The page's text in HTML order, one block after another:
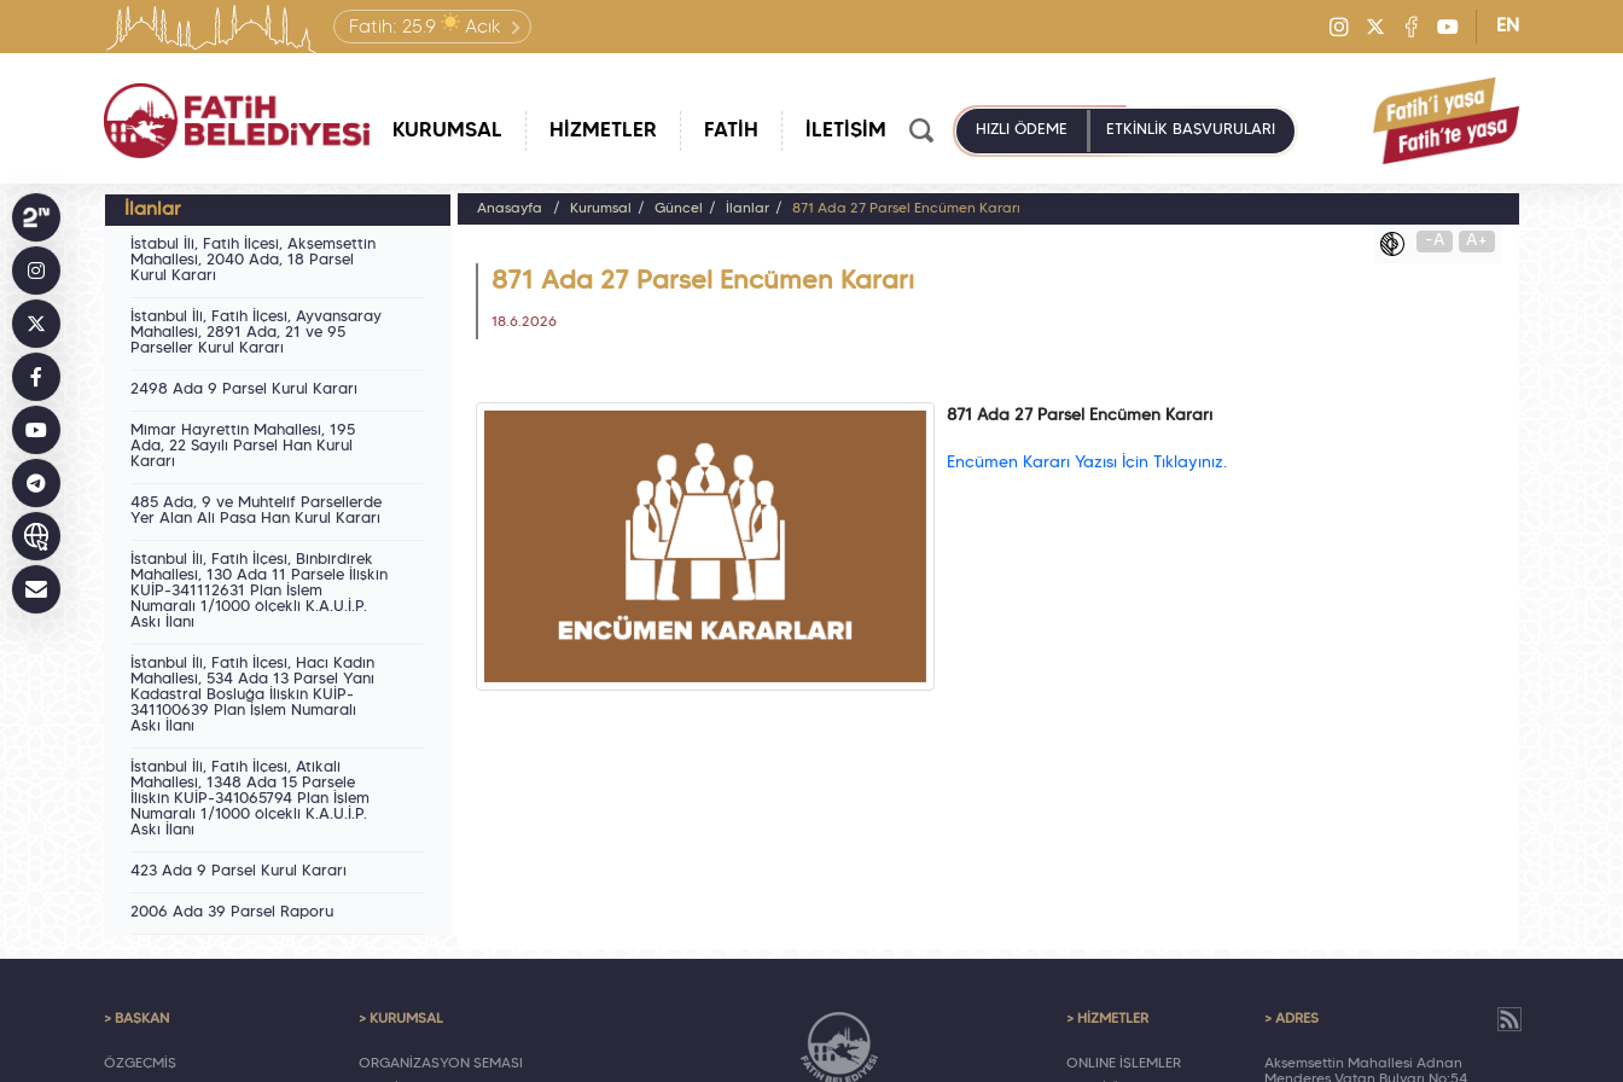
Fatih: 25.9 Açık EN
KURUMSAL HİZMETLER FATİH İLETİŞİM HIZLI ÖDEME ETKİNLİK BAŞVURULARI
İlanlar
İstabul İli, Fatih İlçesi, Akşemsettin
Mahallesi, 2040 Ada, 18 Parsel
Kurul Kararı
İstanbul İli, Fatih İlçesi, Ayvansaray
Mahallesi, 2891 Ada, 21 ve 95
Parseller Kurul Kararı
2498 Ada 9 Parsel Kurul Kararı
Mimar Hayrettin Mahallesi, 195
Ada, 22 Sayılı Parsel Han Kurul
Kararı
485 Ada, 9 ve Muhtelif Parsellerde
Yer Alan Ali Paşa Han Kurul Kararı
İstanbul İli, Fatih İlçesi, Binbirdirek
Mahallesi, 130 Ada 11 Parsele İlişkin
KUİP-341112631 Plan İşlem
Numaralı 1/1000 ölçekli K.A.U.İ.P.
Askı İlanı
İstanbul İli, Fatih İlçesi, Hacı Kadın
Mahallesi, 534 Ada 13 Parsel Yanı
Kadastral Boşluğa İlişkin KUİP-
341100639 Plan İşlem Numaralı
Askı İlanı
İstanbul İli, Fatih İlçesi, Atikali
Mahallesi, 1348 Ada 15 Parsele
İlişkin KUİP-341065794 Plan İşlem
Numaralı 1/1000 ölçekli K.A.U.İ.P.
Askı İlanı
423 Ada 9 Parsel Kurul Kararı
2006 Ada 39 Parsel Raporu
Anasayfa Kurumsal Güncel İlanlar 871 Ada 27 Parsel Encümen Kararı
-A A+
871 Ada 27 Parsel Encümen Kararı
18.6.2026
871 Ada 27 Parsel Encümen Kararı
Encümen Kararı Yazısı İçin Tıklayınız.
> BAŞKAN
ÖZGEÇMİŞ
> KURUMSAL
ORGANİZASYON ŞEMASI
> HİZMETLER
ONLINE İŞLEMLER
> ADRES
Akşemsettin Mahallesi Adnan
Menderes Vatan Bulvarı No:54